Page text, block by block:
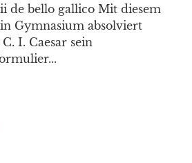
de bello gallico Mit diesem
Gymnasium absolviert
I. Caesar sein